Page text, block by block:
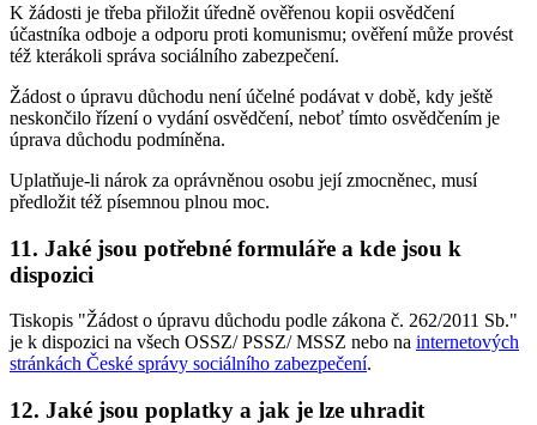
K žádosti je třeba přiložit úředně ověřenou kopii osvědčení
účastníka odboje a odporu proti komunismu; ověření může provést
též kterákoli správa sociálního zabezpečení.
Žádost o úpravu důchodu není účelné podávat v době, kdy ještě
neskončilo řízení o vydání osvědčení, neboť tímto osvědčením je
úprava důchodu podmíněna.
Uplatňuje-li nárok za oprávněnou osobu její zmocněnec, musí
předložit též písemnou plnou moc.
11. Jaké jsou potřebné formuláře a kde jsou k
dispozici
Tiskopis "Žádost o úpravu důchodu podle zákona č. 262/2011 Sb."
je k dispozici na všech OSSZ/ PSSZ/ MSSZ nebo na internetových
stránkách České správy sociálního zabezpečení.
12. Jaké jsou poplatky a jak je lze uhradit